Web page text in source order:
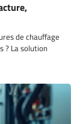
de chauffage
? La solution